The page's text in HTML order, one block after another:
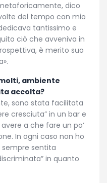
dico
del tempo con mio
tantissimo e
ciò che avveniva in
è merito suo
».
ambiente
accolta?
sono stata facilitata
cresciuta” in un bar e
a che fare un po’
In ogni caso non ho
sentita
in quanto